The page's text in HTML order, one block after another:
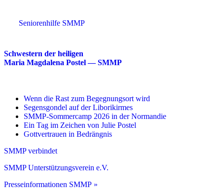
Seniorenhilfe SMMP
Schwestern der heiligen
Maria Magdalena Postel — SMMP
Wenn die Rast zum Begegnungsort wird
Segensgondel auf der Liborikirmes
SMMP-Sommercamp 2026 in der Normandie
Ein Tag im Zeichen von Julie Postel
Gottvertrauen in Bedrängnis
SMMP verbindet
SMMP Unterstützungsverein e.V.
Presseinformationen SMMP »